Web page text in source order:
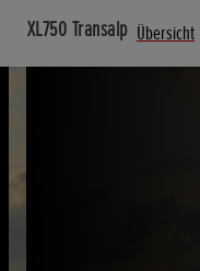
XL750 Transalp Übersicht